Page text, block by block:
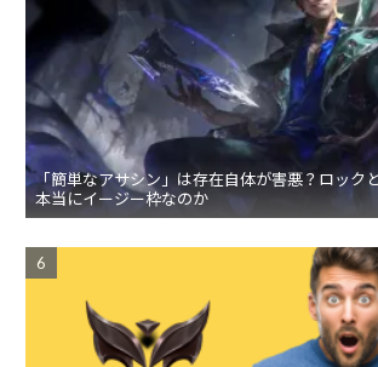
「簡単なアサシン」は存在自体が害悪？ロック
本当にイージー枠なのか